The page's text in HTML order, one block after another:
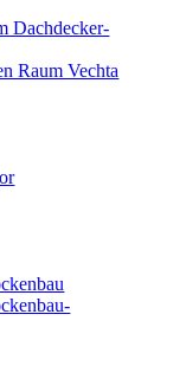
Dachdecker-
Raum Vechta